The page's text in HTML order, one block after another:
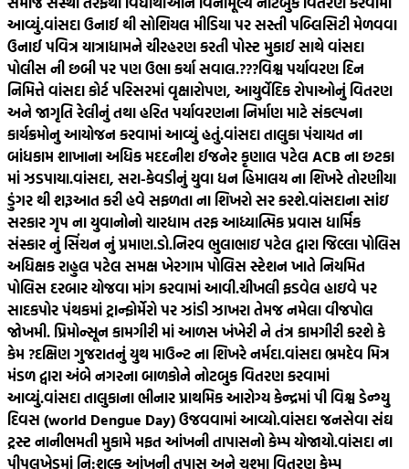
આવ્યું.વાંસદા ઉનાઈ થી સોશિયલ મીડિયા પર સસ્તી પબ્લિસિટી મેળવવા
ઉનાઈ પવિત્ર યાત્રાધામને ચીરહરણ કરતી પોસ્ટ મુકાઈ સાથે વાંસદા
પોલીસ ની છબી પર પણ ઉભા કર્યા સવાલ.???વિશ્વ પર્યાવરણ દિન
નિમિત્તે વાંસદા કોર્ટ પરિસરમાં વૃક્ષારોપણ, આયુર્વેદિક રોપાઓનું વિતરણ
અને જાગૃતિ રેલીનું તથા હરિત પર્યાવરણના નિર્માણ માટે સંકલ્પના
કાર્યક્રમોનુ આયોજન કરવામાં આવ્યું હતું.વાંસદા તાલુકા પંચાયત ના
બાંધકામ શાખાના અધિક મદદનીશ ઈજનેર કૃણાલ પટેલ ACB ના છટકા
માં ઝડપાયા.વાંસદા, સરા-કેવડીનું યુવા ધન હિમાલય ના શિખરે તોરણીયા
ડુંગર થી શરૂઆત કરી હવે સફળતા ના શિખરો સર કરશે.વાંસદાના સાંઇ
સરકાર ગૃપ ના યુવાનોનો ચારધામ તરફ આધ્યાત્મિક પ્રવાસ ધાર્મિક
સંસ્કાર નું સિંચન નું પ્રમાણ.ડો.નિરવ ભુલાભાઇ પટેલ દ્વારા જિલ્લા પોલિસ
અધિક્ષક રાહુલ પટેલ સમક્ષ ખેરગામ પોલિસ સ્ટેશન ખાતે નિયમિત
પોલિસ દરબાર યોજવા માંગ કરવામાં આવી.ચીખલી ફડવેલ હાઇવે પર
સાદકપોર પંથકમાં ટ્રાન્ફોર્મેરો પર ઝાંડી ઝાખરા તેમજ નમેલા વીજપોલ
જોખમી. પ્રિમોન્સૂન કામગીરી માં આળસ ખંખેરી ને તંત્ર કામગીરી કરશે કે
કેમ ?દક્ષિણ ગુજરાતનું યુથ માઉન્ટ ના શિખરે નર્મદા.વાંસદા ભ્રમદેવ મિત્ર
મંડળ દ્વારા અંબે નગરના બાળકોને નોટબુક વિતરણ કરવામાં
આવ્યું.વાંસદા તાલુકાના ભીનાર પ્રાથમિક આરોગ્ય કેન્દ્રમાં પી વિશ્વ ડેન્ગ્યુ
દિવસ (world Dengue Day) ઉજવવામાં આવ્યો.વાંસદા જનસેવા સંઘ
ટ્રસ્ટ નાનીભમતી મુકામે મફત આંખની તાપાસનો કેમ્પ યોજાયો.વાંસદા ના
પીપલખેડમાં નિ:શુલ્ક આંખની તપાસ અને ચશ્મા વિતરણ કેમ્પ